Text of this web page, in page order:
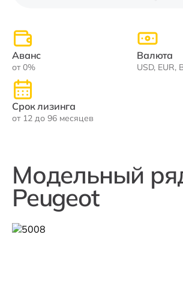
Аванс
от 0%
Валюта
USD, EUR,
Срок лизинга
от 12 до 96 месяцев
Модельный
Peugeot